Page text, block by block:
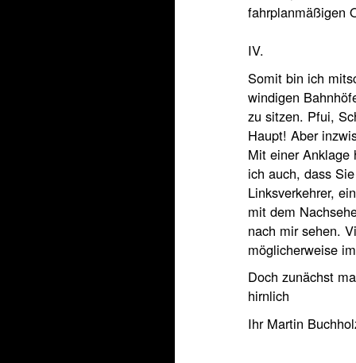
fahrplanmäßigen
IV.
Somit bin ich
windigen
zu sitzen. Pfui,
Haupt! Aber
Mit einer Anklage
ich auch, dass
Linksverkehrer,
mit dem
nach mir sehen.
möglicherweise
Doch zunächst
hirnlich
Ihr Martin